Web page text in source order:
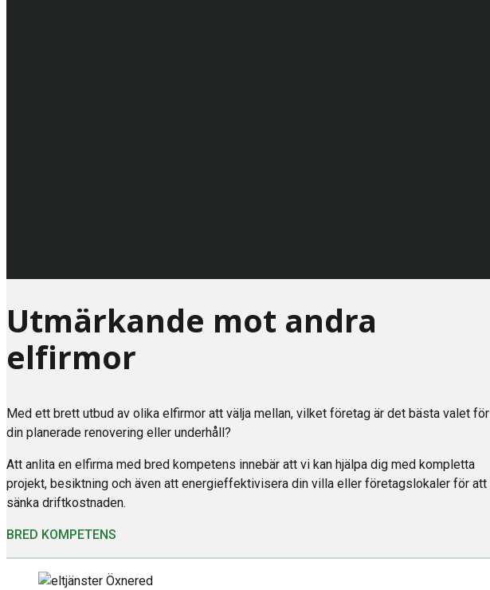
Utmärkande mot andra
elfirmor
Med ett brett utbud av olika elfirmor att välja mellan, vilket företag är det bästa valet för
din planerade renovering eller underhåll?
Att anlita en elfirma med bred kompetens innebär att vi kan hjälpa dig med kompletta
projekt, besiktning och även att energieffektivisera din villa eller företagslokaler för att
sänka driftkostnaden.
BRED KOMPETENS